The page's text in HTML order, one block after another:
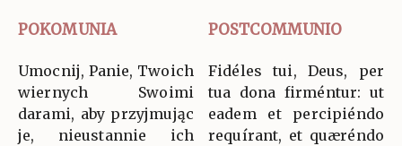
POKOMUNIA POSTCOMMUNIO
Umocnij, Panie, Twoich
wiernych Swoimi
darami, aby przyjmując
je, nieustannie ich
Fidéles tui, Deus, per
tua dona firméntur: ut
eadem et percipiéndo
requírant, et quæréndo